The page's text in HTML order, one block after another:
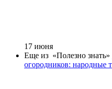
17 июня
Еще из «Полезно знать»
огородников: народные